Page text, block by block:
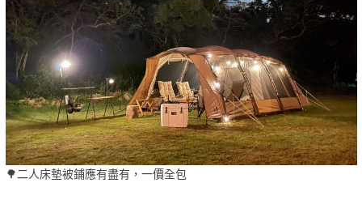
🌳二人床墊被鋪應有盡有，一價全包